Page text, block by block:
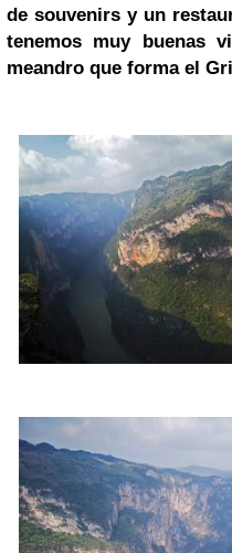
de souvenirs y un
tenemos muy buenas
meandro que forma el